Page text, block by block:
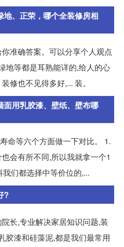
、正荣，哪个全装修房相
准确答案。可以分享个人观点
地等都是耳熟能详的,给人的心
修也不见得多好,... 装。
面用乳胶漆、壁纸、壁布哪
命等六个方面做一下对比。 1.
会有所不同,所以我就拿一个1
们都选择中等价位的,...
?
长,专业解决家居知识问题,装
胶漆和硅藻泥,都是我们最常用